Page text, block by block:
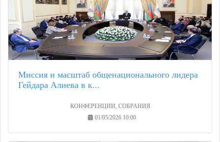
Миссия и масштаб общенационального лидера
Гейдара Алиева в к...
КОНФЕРЕНЦИИ, СОБРАНИЯ
01/05/2026 10:00